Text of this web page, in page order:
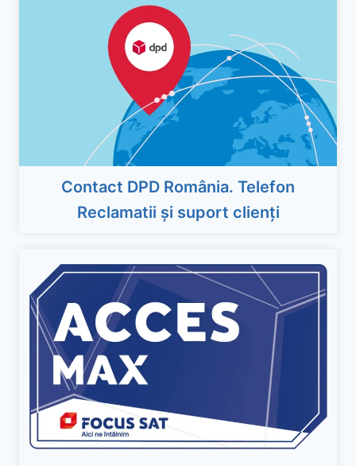
Contact DPD România. Telefon
Reclamatii și suport clienți